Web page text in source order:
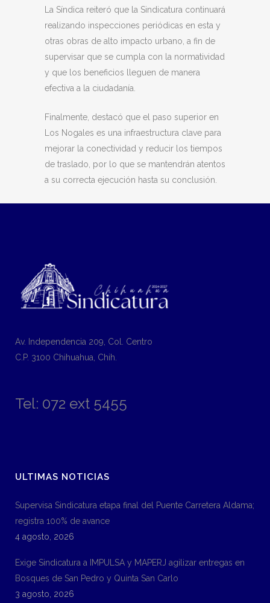
La Síndica reiteró que la Sindicatura continuará
realizando inspecciones periódicas en esta y
otras obras de alto impacto urbano, a fin de
supervisar que se cumpla con la normatividad
y que los beneficios lleguen de manera
efectiva a la ciudadanía.
Finalmente, destacó que el paso superior en
Los Nogales es una infraestructura clave para
mejorar la conectividad y reducir los tiempos
de traslado, por lo que se mantendrán atentos
a su correcta ejecución hasta su conclusión.
Av. Independencia 209, Col. Centro
C.P. 3100 Chihuahua, Chih.
Tel: 072 ext 5455
ULTIMAS NOTICIAS
Supervisa Sindicatura etapa final del Puente Carretera Aldama;
registra 100% de avance
4 agosto, 2026
Exige Sindicatura a IMPULSA y MAPERJ agilizar entregas en
Bosques de San Pedro y Quinta San Carlo
3 agosto, 2026